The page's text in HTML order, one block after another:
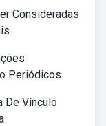
Consideradas
Periódicos
De Vínculo